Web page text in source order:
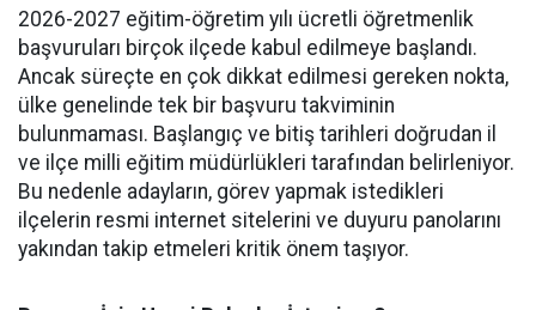
2026-2027 eğitim-öğretim yılı ücretli öğretmenlik
başvuruları birçok ilçede kabul edilmeye başlandı.
Ancak süreçte en çok dikkat edilmesi gereken nokta,
ülke genelinde tek bir başvuru takviminin
bulunmaması. Başlangıç ve bitiş tarihleri doğrudan il
ve ilçe milli eğitim müdürlükleri tarafından belirleniyor.
Bu nedenle adayların, görev yapmak istedikleri
ilçelerin resmi internet sitelerini ve duyuru panolarını
yakından takip etmeleri kritik önem taşıyor.